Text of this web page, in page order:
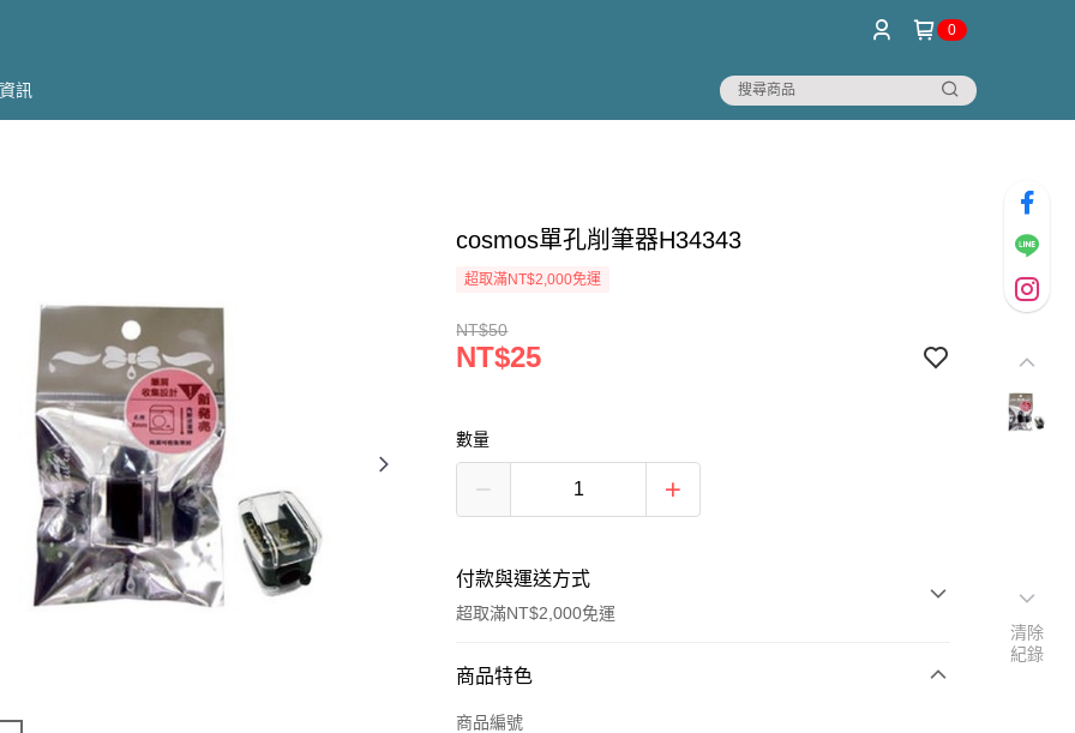
0
訊
cosmos單孔削筆器H34343
超取滿NT$2,000免運
NT$50
NT$25
數量
付款與運送方式
超取滿NT$2,000免運
付款方式
信用卡一次付款
商品特色
商品編號
清除
紀錄